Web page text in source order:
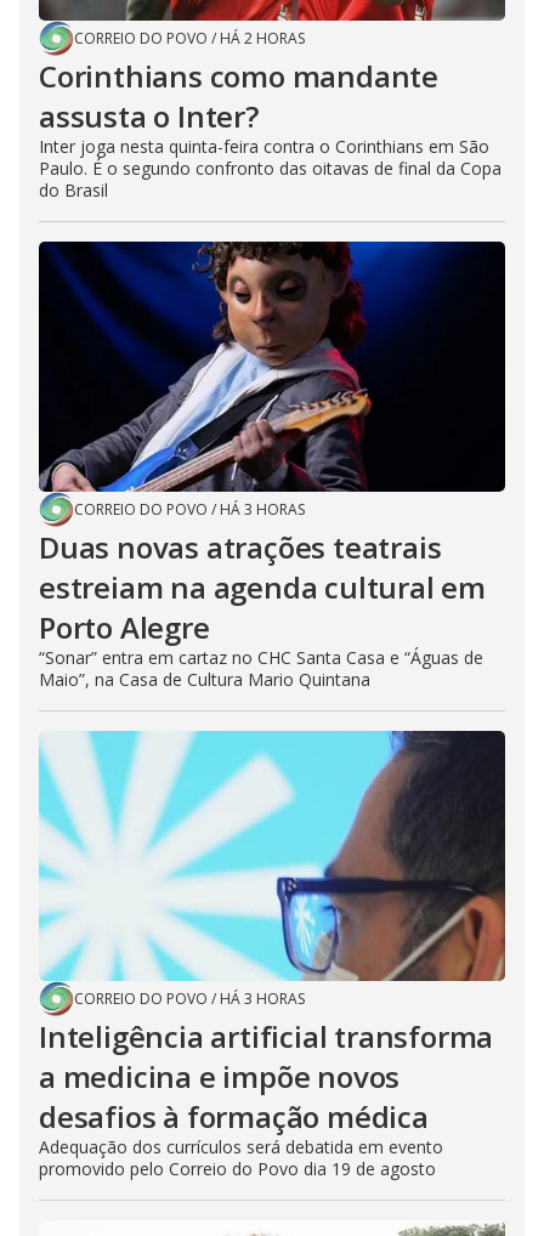
CORREIO DO POVO / HÁ 2 HORAS
Corinthians como mandante
assusta o Inter?
Inter joga nesta quinta-feira contra o Corinthians em São
Paulo. É o segundo confronto das oitavas de final da Copa
do Brasil
CORREIO DO POVO / HÁ 3 HORAS
Duas novas atrações teatrais
estreiam na agenda cultural em
Porto Alegre
“Sonar” entra em cartaz no CHC Santa Casa e “Águas de
Maio”, na Casa de Cultura Mario Quintana
CORREIO DO POVO / HÁ 3 HORAS
Inteligência artificial transforma
a medicina e impõe novos
desafios à formação médica
Adequação dos currículos será debatida em evento
promovido pelo Correio do Povo dia 19 de agosto